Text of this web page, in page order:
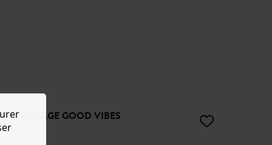
À MESSAGE GOOD VIBES